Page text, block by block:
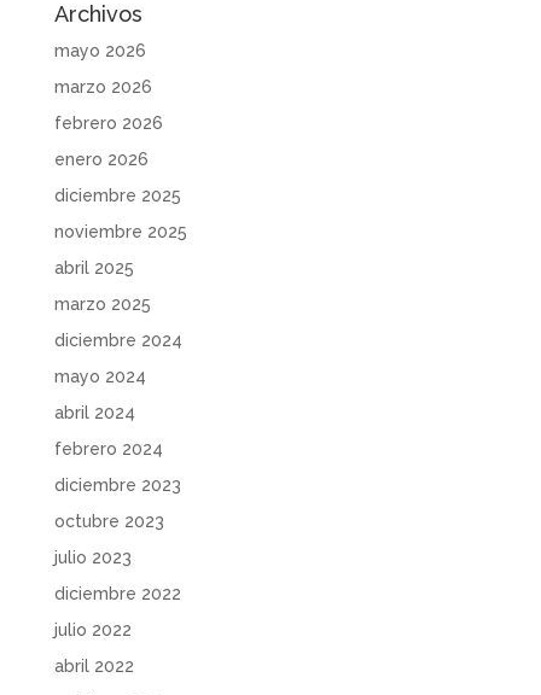
Archivos
mayo 2026
marzo 2026
febrero 2026
enero 2026
diciembre 2025
noviembre 2025
abril 2025
marzo 2025
diciembre 2024
mayo 2024
abril 2024
febrero 2024
diciembre 2023
octubre 2023
julio 2023
diciembre 2022
julio 2022
abril 2022